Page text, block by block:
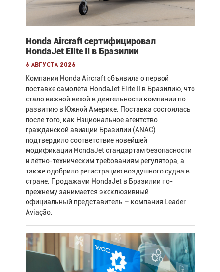
Honda Aircraft сертифицировал
HondaJet Elite II в Бразилии
6 августа 2026
Компания Honda Aircraft объявила о первой
поставке самолёта HondaJet Elite II в Бразилию, что
стало важной вехой в деятельности компании по
развитию в Южной Америке. Поставка состоялась
после того, как Национальное агентство
гражданской авиации Бразилии (ANAC)
подтвердило соответствие новейшей
модификации HondaJet стандартам безопасности
и лётно-техническим требованиям регулятора, а
также одобрило регистрацию воздушного судна в
стране. Продажами HondaJet в Бразилии по-
прежнему занимается эксклюзивный
официальный представитель – компания Leader
Aviação.